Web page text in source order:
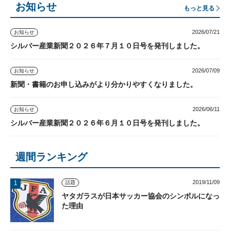
お知らせ もっと見る
お知らせ 2026/07/21
シルバー産業新聞２０２６年７月１０日号を発刊しました。
お知らせ 2026/07/09
新聞・書籍のお申し込みがより分かりやすくなりました。
お知らせ 2026/06/11
シルバー産業新聞２０２６年６月１０日号を発刊しました。
週間ランキング
話題 2019/11/09
ヤタガラスが日本サッカー協会のシンボルになっ
た理由